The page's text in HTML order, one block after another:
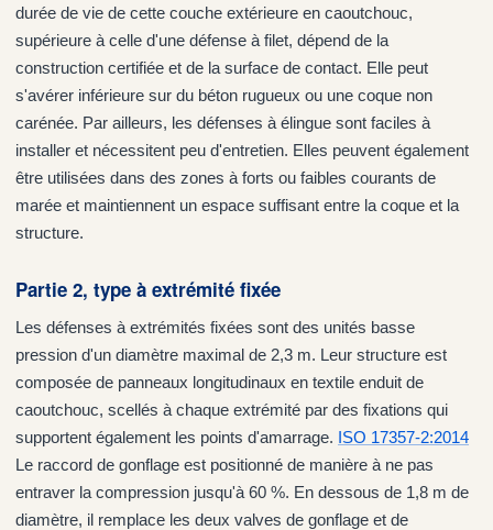
durée de vie de cette couche extérieure en caoutchouc,
supérieure à celle d'une défense à filet, dépend de la
construction certifiée et de la surface de contact. Elle peut
s'avérer inférieure sur du béton rugueux ou une coque non
carénée. Par ailleurs, les défenses à élingue sont faciles à
installer et nécessitent peu d'entretien. Elles peuvent également
être utilisées dans des zones à forts ou faibles courants de
marée et maintiennent un espace suffisant entre la coque et la
structure.
Partie 2, type à extrémité fixée
Les défenses à extrémités fixées sont des unités basse
pression d'un diamètre maximal de 2,3 m. Leur structure est
composée de panneaux longitudinaux en textile enduit de
caoutchouc, scellés à chaque extrémité par des fixations qui
supportent également les points d'amarrage. ISO 17357-2:2014
Le raccord de gonflage est positionné de manière à ne pas
entraver la compression jusqu'à 60 %. En dessous de 1,8 m de
diamètre, il remplace les deux valves de gonflage et de